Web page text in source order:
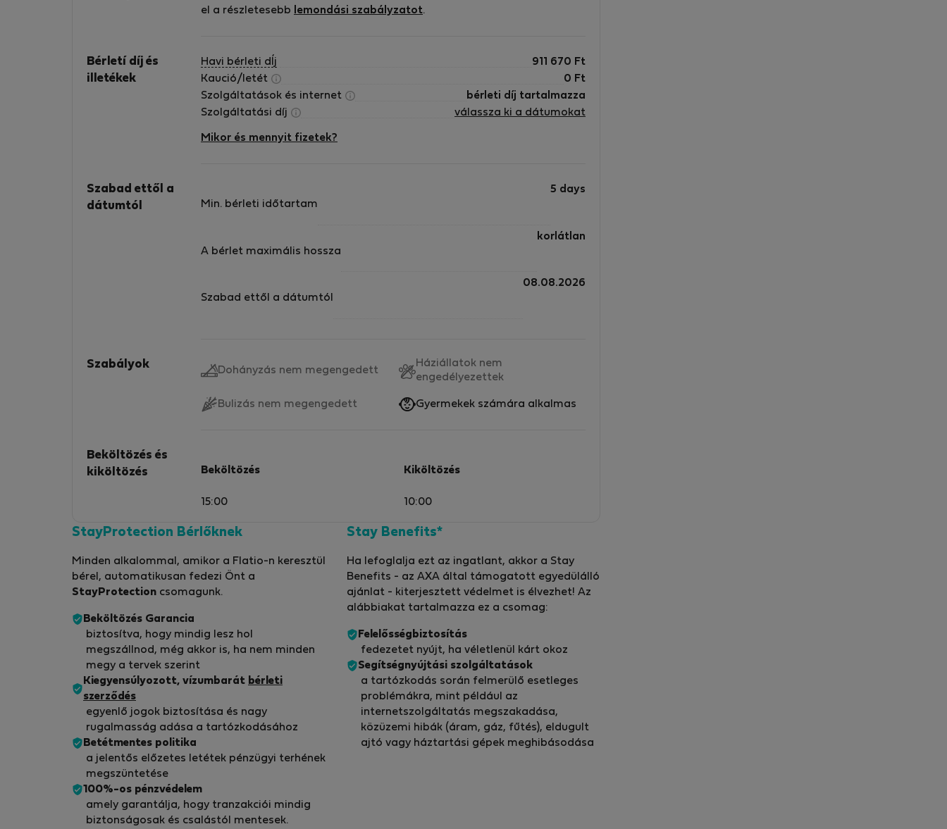
el a részletesebb
lemondási szabályzatot.
Bérletí díj és
illetékek
Havi bérleti dÍj 911 670 Ft
Kaució/letét
0 Ft
Szolgáltatások és internet
bérleti díj tartalmazza
Szolgáltatási díj
válassza ki a dátumokat
Mikor és mennyit fizetek?
Szabad ettől a
dátumtól
Min. bérleti időtartam
5 days
A bérlet maximális hossza
korlátlan
Szabad ettől a dátumtól
08.08.2026
Szabályok Dohányzás nem megengedett
Háziállatok nem
engedélyezettek
Bulizás nem megengedett Gyermekek számára alkalmas
Beköltözés és
kiköltözés
Beköltözés
15:00
Kiköltözés
10:00
StayProtection Bérlőknek
Minden alkalommal, amikor a Flatio-n keresztül
bérel, automatikusan fedezi Önt a
StayProtection csomagunk.
Beköltözés Garancia
biztosítva, hogy mindig lesz hol
megszállnod, még akkor is, ha nem minden
megy a tervek szerint
Kiegyensúlyozott, vízumbarát bérleti
szerződés
egyenlő jogok biztosítása és nagy
rugalmasság adása a tartózkodásához
Betétmentes politika
a jelentős előzetes letétek pénzügyi terhének
megszüntetése
100%-os pénzvédelem
amely garantálja, hogy tranzakciói mindig
biztonságosak és csalástól mentesek.
Stay Benefits*
Ha lefoglalja ezt az ingatlant, akkor a Stay
Benefits - az AXA által támogatott egyedülálló
ajánlat - kiterjesztett védelmet is élvezhet! Az
alábbiakat tartalmazza ez a csomag:
Felelősségbiztosítás
fedezetet nyújt, ha véletlenül kárt okoz
Segítségnyújtási szolgáltatások
a tartózkodás során felmerülő esetleges
problémákra, mint például az
internetszolgáltatás megszakadása,
közüzemi hibák (áram, gáz, fűtés), eldugult
ajtó vagy háztartási gépek meghibásodása